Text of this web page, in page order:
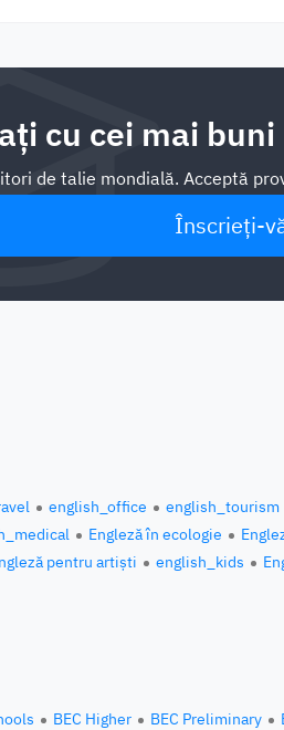
cu cei mai
de talie mondială. Acceptă
Înscrieți-
english_office english_tourism
Engleză în ecologie
pentru artiști english_kids
BEC Higher BEC Preliminary